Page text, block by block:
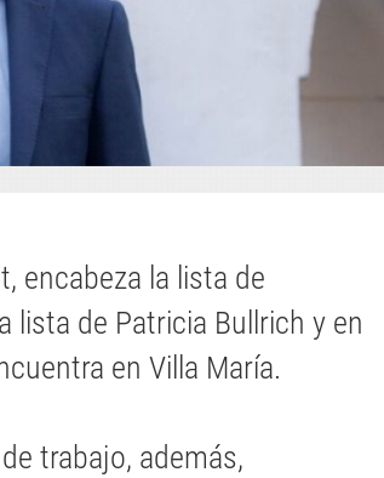
encabeza la lista de
lista de Patricia Bullrich y en
en Villa María.
trabajo, además,